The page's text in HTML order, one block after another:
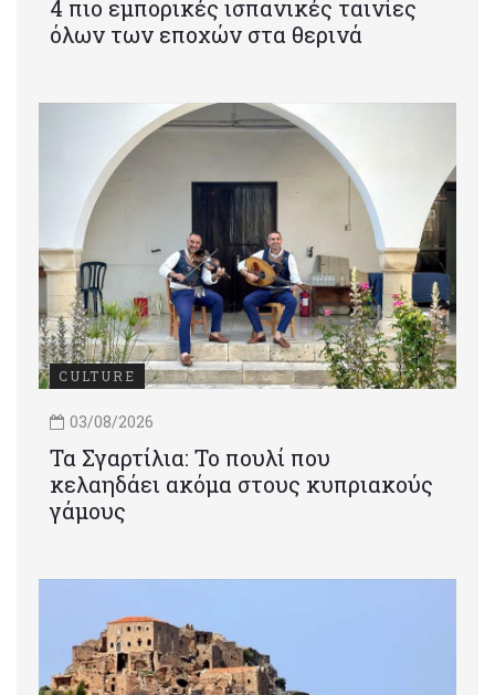
4 πιο εμπορικές ισπανικές ταινίες
όλων των εποχών στα θερινά
CULTURE
03/08/2026
Τα Σγαρτίλια: Το πουλί που
κελαηδάει ακόμα στους κυπριακούς
γάμους